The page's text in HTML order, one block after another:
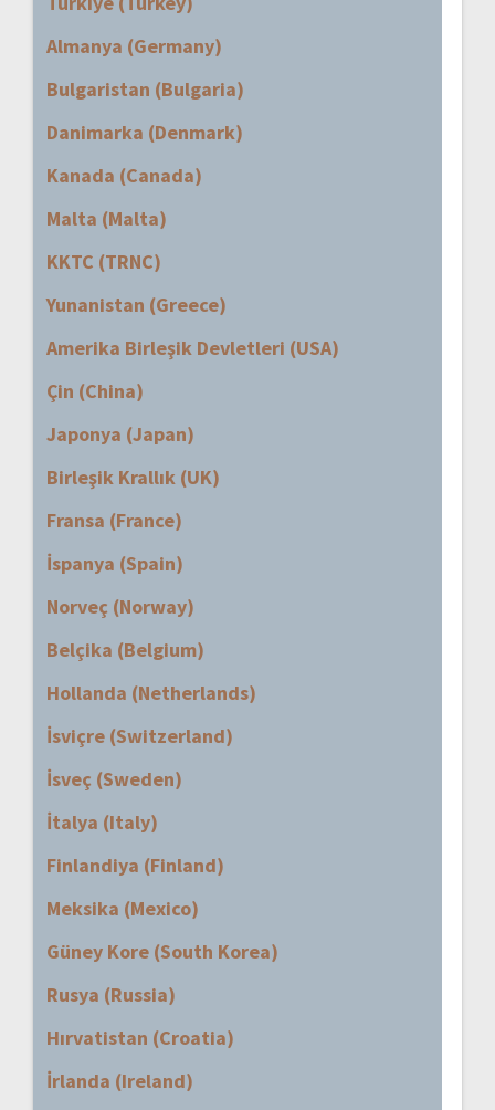
Almanya (Germany)
Bulgaristan (Bulgaria)
Danimarka (Denmark)
Kanada (Canada)
Malta (Malta)
KKTC (TRNC)
Yunanistan (Greece)
Amerika Birleşik Devletleri (USA)
Çin (China)
Japonya (Japan)
Birleşik Krallık (UK)
Fransa (France)
İspanya (Spain)
Norveç (Norway)
Belçika (Belgium)
Hollanda (Netherlands)
İsviçre (Switzerland)
İsveç (Sweden)
İtalya (Italy)
Finlandiya (Finland)
Meksika (Mexico)
Güney Kore (South Korea)
Rusya (Russia)
Hırvatistan (Croatia)
İrlanda (Ireland)